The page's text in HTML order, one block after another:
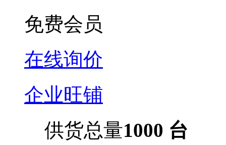
免费会员
在线询价
企业旺铺
供货总量1000 台